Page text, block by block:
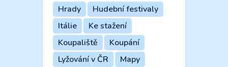
Hrady
Hudební festivaly
Itálie
Ke stažení
Koupaliště
Koupání
Lyžování v ČR
Mapy